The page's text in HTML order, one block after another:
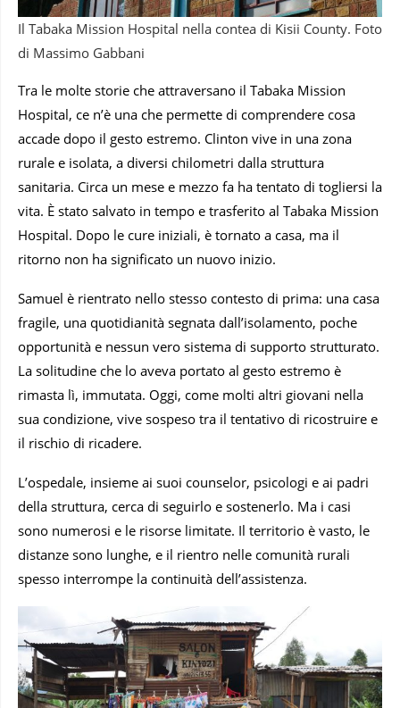
Il Tabaka Mission Hospital nella contea di Kisii County. Foto
di Massimo Gabbani
Tra le molte storie che attraversano il Tabaka Mission
Hospital, ce n’è una che permette di comprendere cosa
accade dopo il gesto estremo. Clinton vive in una zona
rurale e isolata, a diversi chilometri dalla struttura
sanitaria. Circa un mese e mezzo fa ha tentato di togliersi la
vita. È stato salvato in tempo e trasferito al Tabaka Mission
Hospital. Dopo le cure iniziali, è tornato a casa, ma il
ritorno non ha significato un nuovo inizio.
Samuel è rientrato nello stesso contesto di prima: una casa
fragile, una quotidianità segnata dall’isolamento, poche
opportunità e nessun vero sistema di supporto strutturato.
La solitudine che lo aveva portato al gesto estremo è
rimasta lì, immutata. Oggi, come molti altri giovani nella
sua condizione, vive sospeso tra il tentativo di ricostruire e
il rischio di ricadere.
L’ospedale, insieme ai suoi counselor, psicologi e ai padri
della struttura, cerca di seguirlo e sostenerlo. Ma i casi
sono numerosi e le risorse limitate. Il territorio è vasto, le
distanze sono lunghe, e il rientro nelle comunità rurali
spesso interrompe la continuità dell’assistenza.